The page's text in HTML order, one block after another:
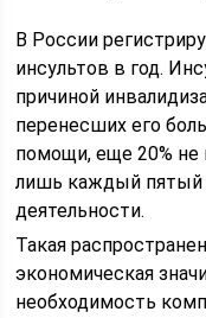
В России
инсультов в год.
причиной
перенесших его
помощи, еще 20% не
лишь каждый пятый
деятельности.
Такая
экономическая
необходимость